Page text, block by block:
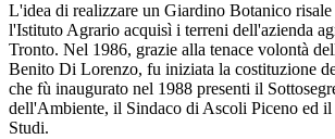
L'idea di realizzare un Giardino Botanico
l'Istituto Agrario acquisì i terreni dell'azienda
Tronto. Nel 1986, grazie alla tenace volontà
Benito Di Lorenzo, fu iniziata la costituzione
che fù inaugurato nel 1988 presenti il
dell'Ambiente, il Sindaco di Ascoli Piceno ed
Studi.